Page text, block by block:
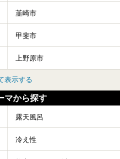
韮崎市
甲斐市
上野原市
表示する
マから探す
露天風呂
冷え性